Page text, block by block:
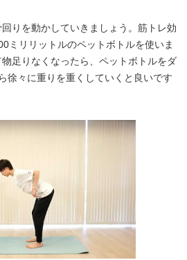
りを動かしていきましょう。筋トレ効
ミリリットルのペットボトルを使いま
足りなくなったら、ペットボトルをダ
徐々に重りを重くしていくと良いです